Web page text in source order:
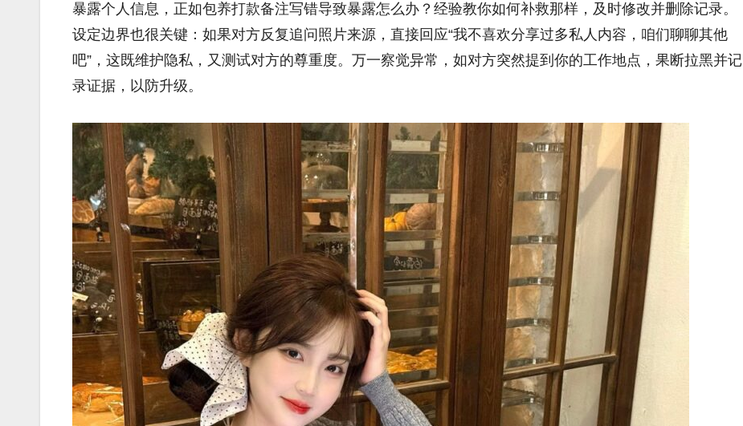
暴露个人信息，正如包养打款备注写错导致暴露怎么办？经验教你如何补救那样，及时修改并删除记录。
设定边界也很关键：如果对方反复追问照片来源，直接回应“我不喜欢分享过多私人内容，咱们聊聊其他
吧”，这既维护隐私，又测试对方的尊重度。万一察觉异常，如对方突然提到你的工作地点，果断拉黑并记
录证据，以防升级。